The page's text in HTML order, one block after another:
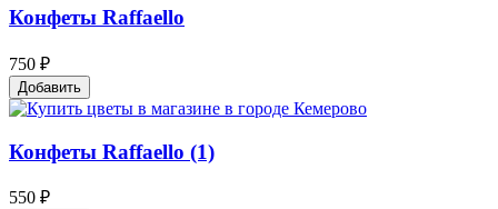
Конфеты Raffaello
750 ₽
Добавить
Конфеты Raffaello (1)
550 ₽